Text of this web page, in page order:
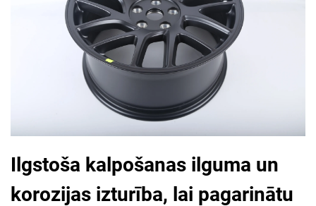
Ilgstoša kalpošanas ilguma un
korozijas izturība, lai pagarinātu